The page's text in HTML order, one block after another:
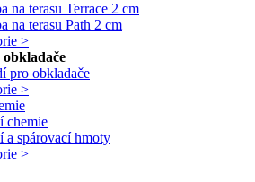
na terasu Terrace 2 cm
na terasu Path 2 cm
>
pro obkladače
>
chemie
a spárovací hmoty
>